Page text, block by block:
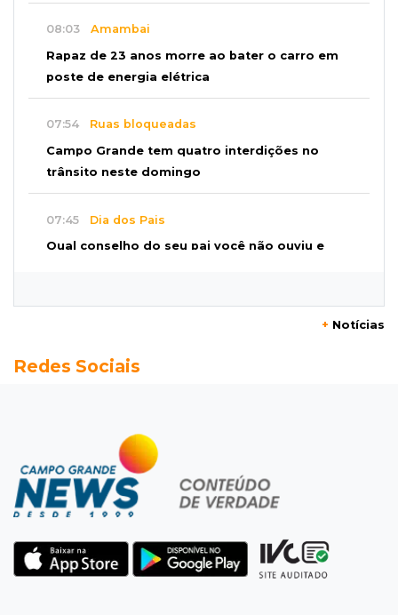
08:03 Amambai
Rapaz de 23 anos morre ao bater o carro em
poste de energia elétrica
07:54 Ruas bloqueadas
Campo Grande tem quatro interdições no
trânsito neste domingo
07:45 Dia dos Pais
Qual conselho do seu pai você não ouviu e
e agora treinam as filhas
Ataque em beco deixa um morto com rosto
deformado e outro ferido
07:2014 de julho
karaokê de Dia dos Pais
+ Notícias
Redes Sociais